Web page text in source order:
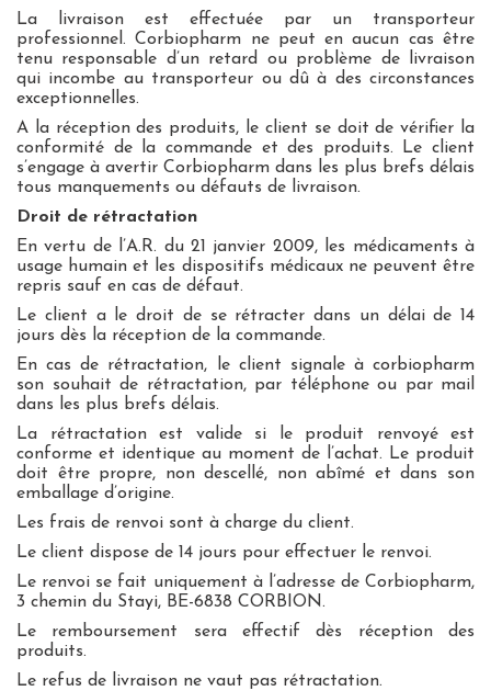
La livraison est effectuée par un transporteur
professionnel. Corbiopharm ne peut en aucun cas être
tenu responsable d’un retard ou problème de livraison
qui incombe au transporteur ou dû à des circonstances
exceptionnelles.
A la réception des produits, le client se doit de vérifier la
conformité de la commande et des produits. Le client
s’engage à avertir Corbiopharm dans les plus brefs délais
tous manquements ou défauts de livraison.
Droit de rétractation
En vertu de l’A.R. du 21 janvier 2009, les médicaments à
usage humain et les dispositifs médicaux ne peuvent être
repris sauf en cas de défaut.
Le client a le droit de se rétracter dans un délai de 14
jours dès la réception de la commande.
En cas de rétractation, le client signale à corbiopharm
son souhait de rétractation, par téléphone ou par mail
dans les plus brefs délais.
La rétractation est valide si le produit renvoyé est
conforme et identique au moment de l’achat. Le produit
doit être propre, non descellé, non abîmé et dans son
emballage d’origine.
Les frais de renvoi sont à charge du client.
Le client dispose de 14 jours pour effectuer le renvoi.
Le renvoi se fait uniquement à l’adresse de Corbiopharm,
3 chemin du Stayi, BE-6838 CORBION.
Le remboursement sera effectif dès réception des
produits.
Le refus de livraison ne vaut pas rétractation.